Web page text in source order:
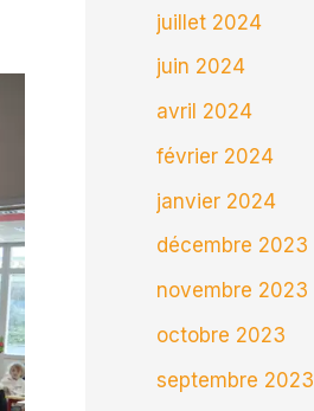
juillet 2024
juin 2024
avril 2024
février 2024
janvier 2024
décembre 2023
novembre 2023
octobre 2023
septembre 2023